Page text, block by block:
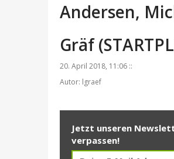
Andersen,
Gräf
20. April 2018, 11:06 ::
Autor: lgraef
Jetzt unseren
verpassen!